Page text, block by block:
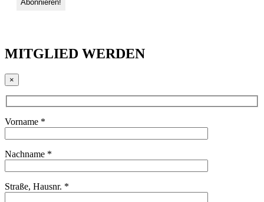
MITGLIED WERDEN
×
Vorname *
Nachname *
Straße, Hausnr. *